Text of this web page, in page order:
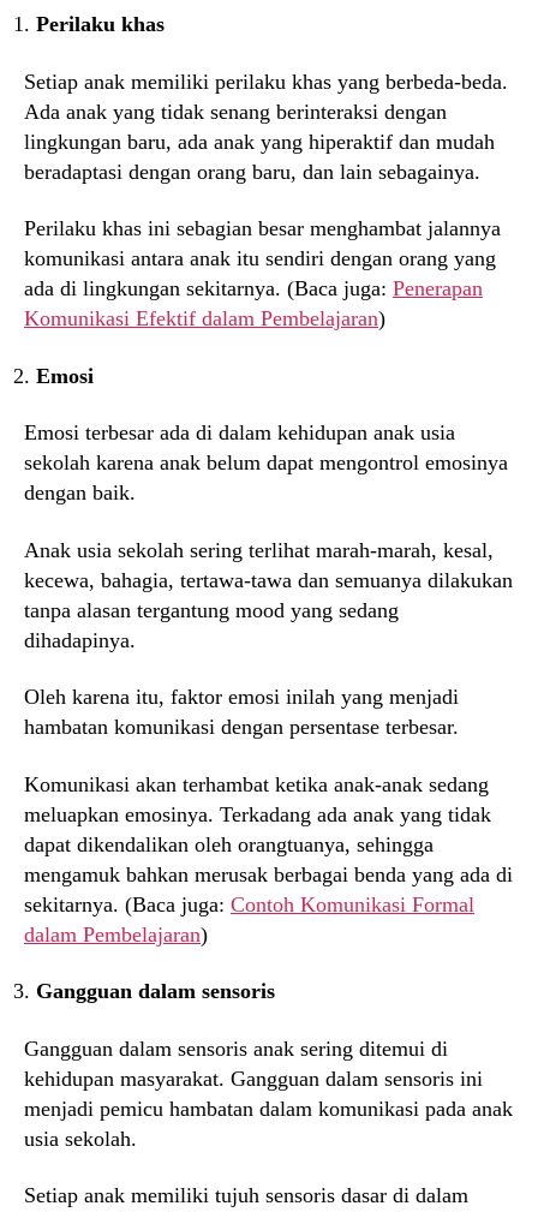
Perilaku khas
Setiap anak memiliki perilaku khas yang berbeda-beda.
Ada anak yang tidak senang berinteraksi dengan
lingkungan baru, ada anak yang hiperaktif dan mudah
beradaptasi dengan orang baru, dan lain sebagainya.
Perilaku khas ini sebagian besar menghambat jalannya
komunikasi antara anak itu sendiri dengan orang yang
ada di lingkungan sekitarnya. (Baca juga: Penerapan
Komunikasi Efektif dalam Pembelajaran)
Emosi
Emosi terbesar ada di dalam kehidupan anak usia
sekolah karena anak belum dapat mengontrol emosinya
dengan baik.
Anak usia sekolah sering terlihat marah-marah, kesal,
kecewa, bahagia, tertawa-tawa dan semuanya dilakukan
tanpa alasan tergantung mood yang sedang
dihadapinya.
Oleh karena itu, faktor emosi inilah yang menjadi
hambatan komunikasi dengan persentase terbesar.
Komunikasi akan terhambat ketika anak-anak sedang
meluapkan emosinya. Terkadang ada anak yang tidak
dapat dikendalikan oleh orangtuanya, sehingga
mengamuk bahkan merusak berbagai benda yang ada di
sekitarnya. (Baca juga: Contoh Komunikasi Formal
dalam Pembelajaran)
Gangguan dalam sensoris
Gangguan dalam sensoris anak sering ditemui di
kehidupan masyarakat. Gangguan dalam sensoris ini
menjadi pemicu hambatan dalam komunikasi pada anak
usia sekolah.
Setiap anak memiliki tujuh sensoris dasar di dalam